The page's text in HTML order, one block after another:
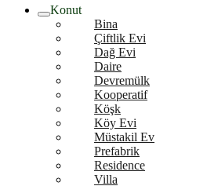
Konut
Bina
Çiftlik Evi
Dağ Evi
Daire
Devremülk
Kooperatif
Köşk
Köy Evi
Müstakil Ev
Prefabrik
Residence
Villa